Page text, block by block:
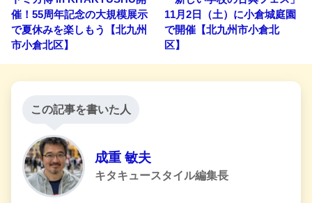
催！55周年記念の大規模展示
で夏休みを楽しもう【北九州
市小倉北区】
11月2日（土）に小倉城庭園
で開催【北九州市小倉北
区】
この記事を書いた人
成重 敏夫
キタキュースタイル編集長